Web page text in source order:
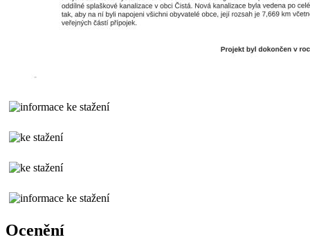
Ocenění